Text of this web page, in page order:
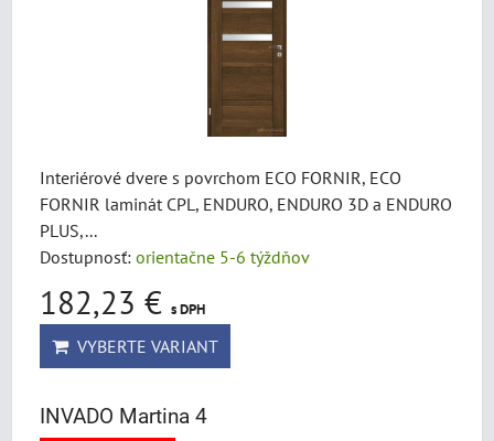
Interiérové dvere s povrchom ECO FORNIR, ECO
FORNIR laminát CPL, ENDURO, ENDURO 3D a ENDURO
PLUS,...
Dostupnosť: orientačne 5-6 týždňov
182,23 € s DPH
VYBERTE VARIANT
INVADO Martina 4